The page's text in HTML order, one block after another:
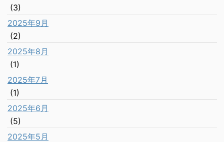
(3)
2025年9月
(2)
2025年8月
(1)
2025年7月
(1)
2025年6月
(5)
2025年5月